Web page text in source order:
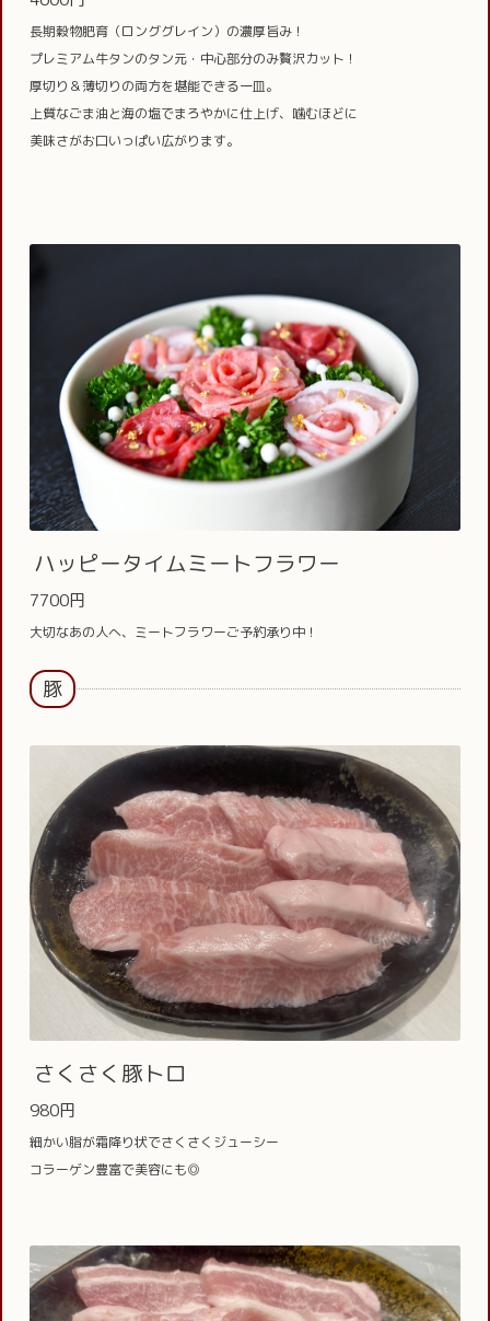
長期穀物肥育（ロンググレイン）の濃厚旨み！
プレミアム牛タンのタン元・中心部分のみ贅沢カット！
厚切り＆薄切りの両方を堪能できる一皿。
上質なごま油と海の塩でまろやかに仕上げ、噛むほどに
美味さがお口いっぱい広がります。
ハッピータイムミートフラワー
7700円
大切なあの人へ、ミートフラワーご予約承り中！
豚
さくさく豚トロ
980円
細かい脂が霜降り状でさくさくジューシー
コラーゲン豊富で美容にも◎